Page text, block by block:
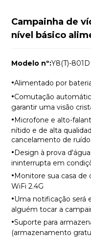
Campainha de
nível básico
Modelo nº:Y8(T)-801D
·Alimentado por
·Comutação
garantir uma visão
·Microfone e alto-
nítido e de alta
cancelamento de ruído
·Design à prova
ininterrupta em
·Monitore sua casa de
WiFi 2.4G
·Uma notificação será
alguém tocar a
·Suporte para
(armazenamento